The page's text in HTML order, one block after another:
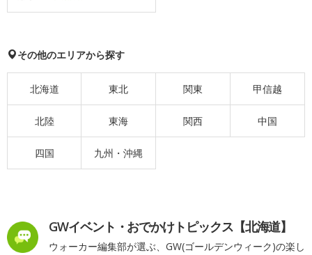
その他のエリアから探す
北海道 東北 関東 甲信越
北陸 東海 関西 中国
四国 九州・沖縄
GWイベント・おでかけトピックス【北海道】
ウォーカー編集部が選ぶ、GW(ゴールデンウィーク)の楽し